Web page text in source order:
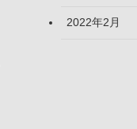
2022年2月